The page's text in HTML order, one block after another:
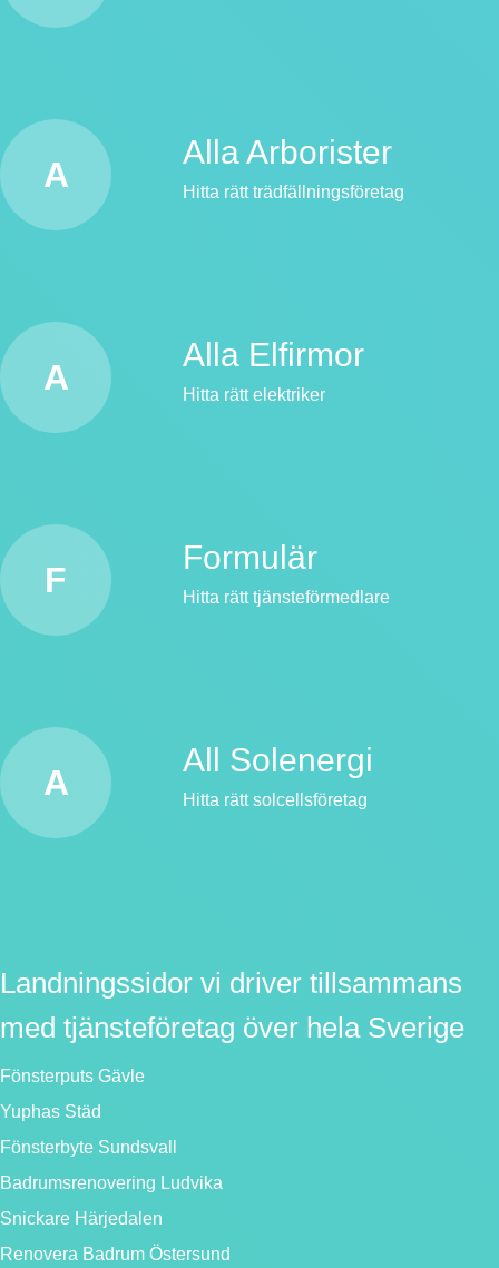
A
Alla Arborister
Hitta rätt trädfällningsföretag
A
Alla Elfirmor
Hitta rätt elektriker
F
Formulär
Hitta rätt tjänsteförmedlare
A
All Solenergi
Hitta rätt solcellsföretag
Landningssidor vi driver tillsammans
med tjänsteföretag över hela Sverige
Fönsterputs Gävle
Yuphas Städ
Fönsterbyte Sundsvall
Badrumsrenovering Ludvika
Snickare Härjedalen
Renovera Badrum Östersund